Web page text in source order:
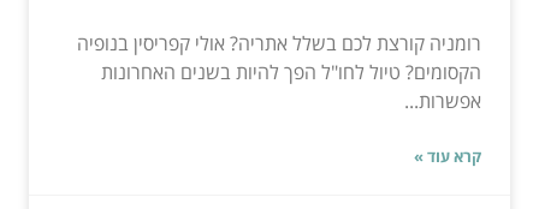
רומניה קורצת לכם בשלל אתריה? אולי קפריסין בנופיה
הקסומים? טיול לחו"ל הפך להיות בשנים האחרונות
אפשרות...
קרא עוד »